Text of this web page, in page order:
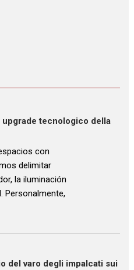
upgrade tecnologico della
con
delimitar
la iluminación
Personalmente,
del varo degli impalcati sui